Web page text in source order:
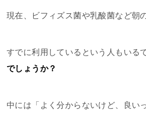
現在、ビフィズス菌や乳酸菌など朝
すでに利用しているという人もいる
でしょうか？
中には「よく分からないけど、良い